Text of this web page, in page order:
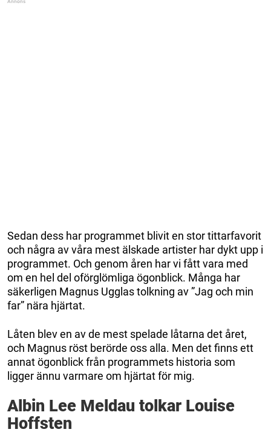
Sedan dess har programmet blivit en stor tittarfavorit
och några av våra mest älskade artister har dykt upp i
programmet. Och genom åren har vi fått vara med
om en hel del oförglömliga ögonblick. Många har
säkerligen Magnus Ugglas tolkning av ”Jag och min
far” nära hjärtat.
Låten blev en av de mest spelade låtarna det året,
och Magnus röst berörde oss alla. Men det finns ett
annat ögonblick från programmets historia som
ligger ännu varmare om hjärtat för mig.
Albin Lee Meldau tolkar Louise
Hoffsten